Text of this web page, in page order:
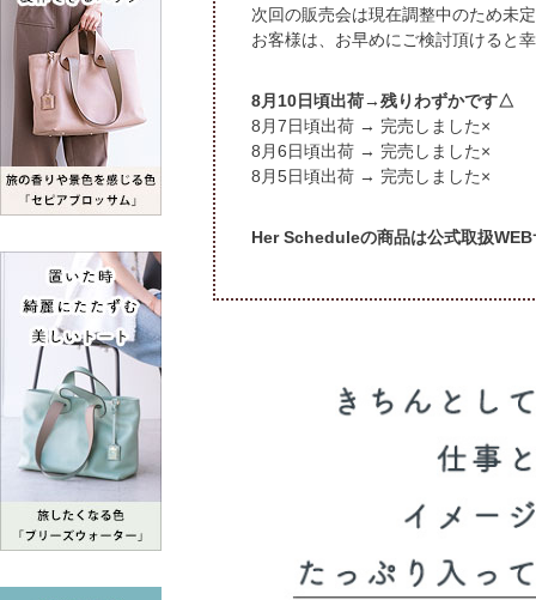
次回の販売会は現在調整中のため未
お客様は、お早めにご検討頂けると
頃出荷→残りわずかです△
頃出荷 → 完売しました×
頃出荷 → 完売しました×
頃出荷 → 完売しました×
Her Scheduleの商品は公式取扱